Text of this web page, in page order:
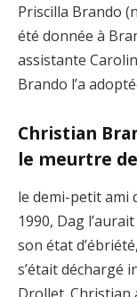
Priscilla Brando
été donnée à
assistante
Brando l’a
Christian
le meurtre
le demi-petit ami
1990, Dag
son état
s’était déchargé
Drollet. Christian